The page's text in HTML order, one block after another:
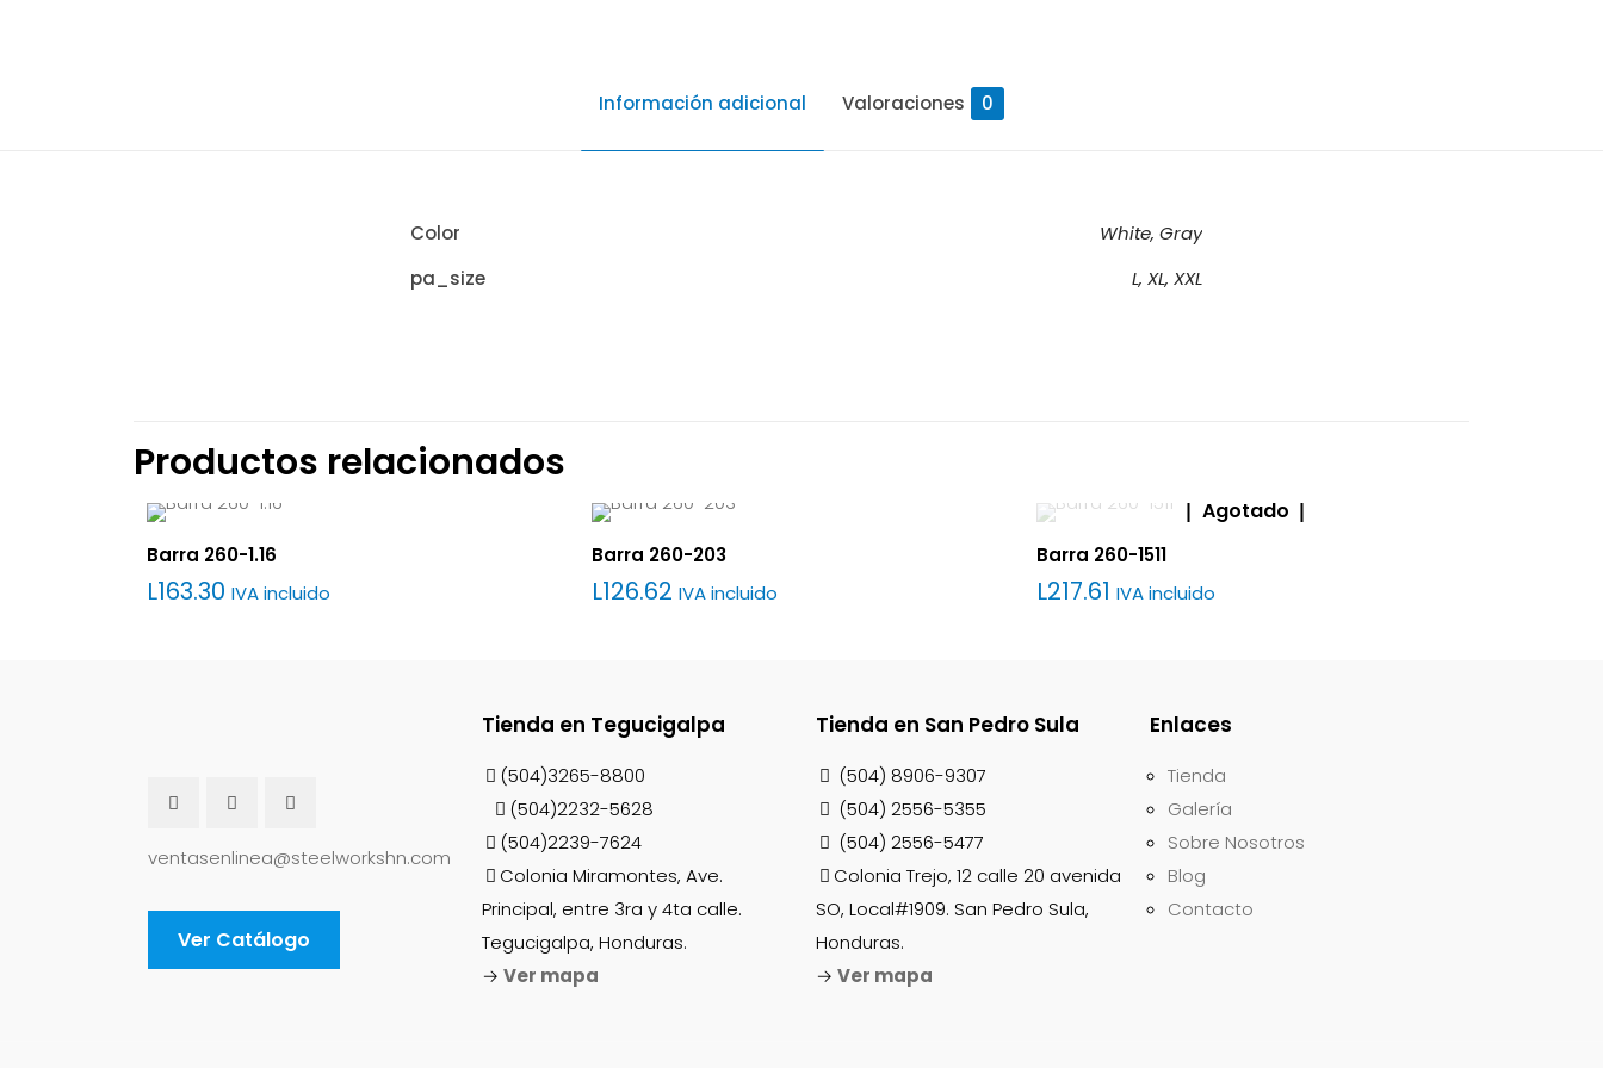
Información adicional Valoraciones 0
Color
White, Gray
pa_size
L, XL, XXL
Sé el primero en valorar “Barra 260-2133”
Nombre *
correo electrónico y web en
próxima vez que comente.
Productos relacionados
Barra 260-1.16
L163.30 IVA incluido
Barra 260-203
L126.62 IVA incluido
Agotado
Barra 260-1511
L217.61 IVA incluido
ventasenlinea@steelworkshn.com
Ver Catálogo
Tienda en Tegucigalpa
(504)3265-8800
(504)2232-5628
(504)2239-7624
Colonia Miramontes, Ave.
Principal, entre 3ra y 4ta calle.
Tegucigalpa, Honduras.
→ Ver mapa
Tienda en San Pedro Sula
(504) 8906-9307
(504) 2556-5355
(504) 2556-5477
Colonia Trejo, 12 calle 20 avenida
SO, Local#1909. San Pedro Sula,
Honduras.
→ Ver mapa
Enlaces
Tienda
Galería
Sobre Nosotros
Blog
Contacto